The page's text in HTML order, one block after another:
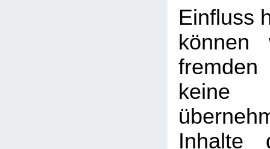
Einfluss
Inhalte